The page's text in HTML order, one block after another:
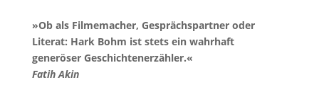
»Ob als Filmemacher, Gesprächspartner oder
Literat: Hark Bohm ist stets ein wahrhaft
generöser Geschichtenerzähler.«
Fatih Akin